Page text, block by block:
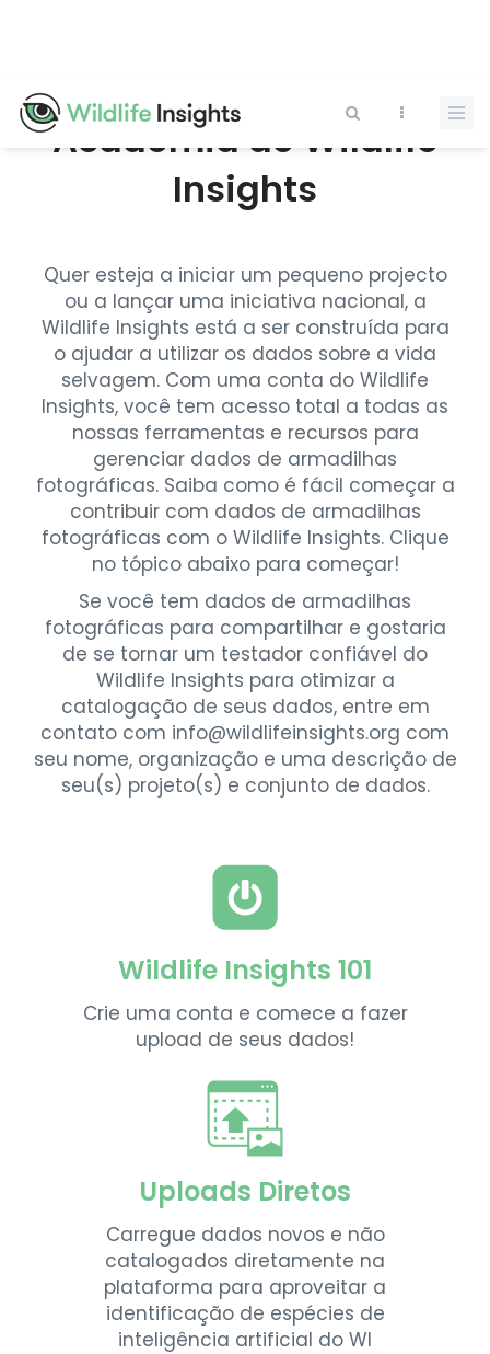
conteúdo
principalAcademia de Wildlife
Insights
Quer esteja a iniciar um pequeno projecto
ou a lançar uma iniciativa nacional, a
Wildlife Insights está a ser construída para
o ajudar a utilizar os dados sobre a vida
selvagem. Com uma conta do Wildlife
Insights, você tem acesso total a todas as
nossas ferramentas e recursos para
gerenciar dados de armadilhas
fotográficas. Saiba como é fácil começar a
contribuir com dados de armadilhas
fotográficas com o Wildlife Insights. Clique
no tópico abaixo para começar!
Se você tem dados de armadilhas
fotográficas para compartilhar e gostaria
de se tornar um testador confiável do
Wildlife Insights para otimizar a
catalogação de seus dados, entre em
contato com info@wildlifeinsights.org com
seu nome, organização e uma descrição de
seu(s) projeto(s) e conjunto de dados.
Wildlife Insights 101
Crie uma conta e comece a fazer
upload de seus dados!
Uploads Diretos
Carregue dados novos e não
catalogados diretamente na
plataforma para aproveitar a
identificação de espécies de
inteligência artificial do WI